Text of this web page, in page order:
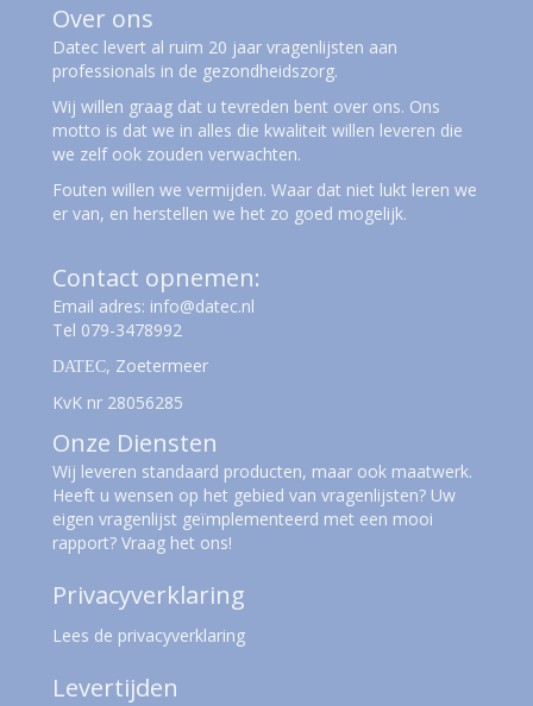
Over ons
Datec levert al ruim 20 jaar vragenlijsten aan
professionals in de gezondheidszorg.
Wij willen graag dat u tevreden bent over ons. Ons
motto is dat we in alles die kwaliteit willen leveren die
we zelf ook zouden verwachten.
Fouten willen we vermijden. Waar dat niet lukt leren we
er van, en herstellen we het zo goed mogelijk.
Contact opnemen:
Email adres: info@datec.nl
Tel 079-3478992
DATEC, Zoetermeer
KvK nr 28056285
Onze Diensten
Wij leveren standaard producten, maar ook maatwerk.
Heeft u wensen op het gebied van vragenlijsten? Uw
eigen vragenlijst geïmplementeerd met een mooi
rapport? Vraag het ons!
Privacyverklaring
Lees de privacyverklaring
Levertijden